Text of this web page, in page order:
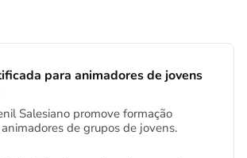
para animadores de jovens
Salesiano promove formação
de grupos de jovens.